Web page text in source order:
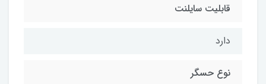
قابلیت سایلنت
دارد
نوع حسگر